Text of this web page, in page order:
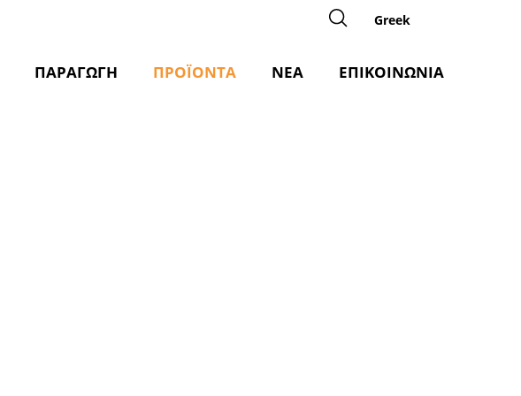
Greek
ΠΑΡΑΓΩΓΗ ΠΡΟΪΟΝΤΑ ΝΕΑ ΕΠΙΚΟΙΝΩΝΙΑ